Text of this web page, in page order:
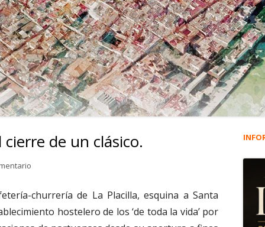
cierre de un clásico.
churrería de La Placilla, esquina a Santa
hostelero de los ‘de toda la vida’ por